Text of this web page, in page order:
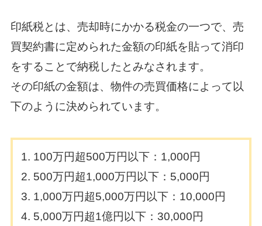
印紙税とは、売却時にかかる税金の一つで、売
買契約書に定められた金額の印紙を貼って消印
をすることで納税したとみなされます。
その印紙の金額は、物件の売買価格によって以
下のように決められています。
100万円超500万円以下：1,000円
500万円超1,000万円以下：5,000円
1,000万円超5,000万円以下：10,000円
5,000万円超1億円以下：30,000円